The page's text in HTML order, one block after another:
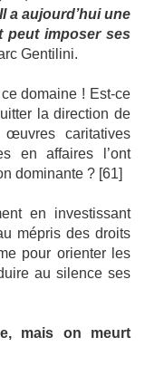
Il a aujourd’hui une
peut imposer ses
Gentilini.
domaine ! Est-ce
la direction de
caritatives
en affaires l’ont
dominante ? [61]
en investissant
mépris des droits
pour orienter les
au silence ses
mais on meurt